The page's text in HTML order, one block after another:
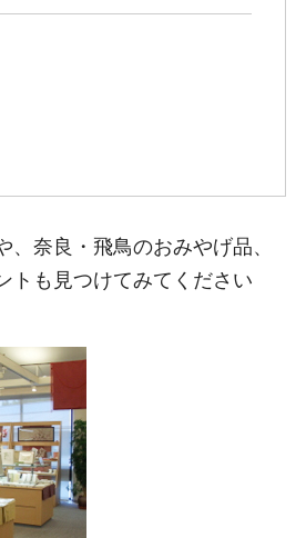
奈良・飛鳥のおみやげ品、
トも見つけてみてください